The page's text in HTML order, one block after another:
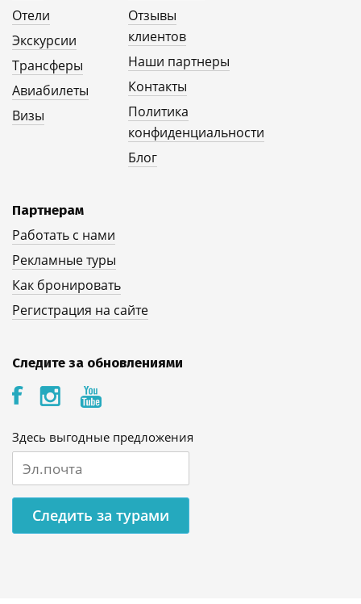
Отели
Экскурсии
Трансферы
Авиабилеты
Визы
Отзывы
клиентов
Наши партнеры
Контакты
Политика
конфиденциальности
Блог
Партнерам
Работать с нами
Рекламные туры
Как бронировать
Регистрация на сайте
Следите за обновлениями
Здесь выгодные предложения
Следить за турами